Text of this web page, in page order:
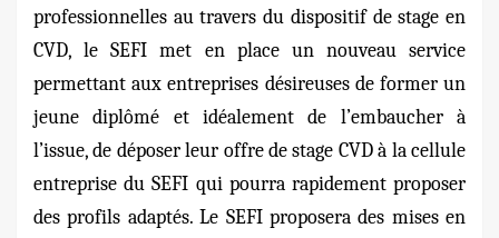
professionnelles au travers du dispositif de stage en
CVD, le SEFI met en place un nouveau service
permettant aux entreprises désireuses de former un
jeune diplômé et idéalement de l’embaucher à
l’issue, de déposer leur offre de stage CVD à la cellule
entreprise du SEFI qui pourra rapidement proposer
des profils adaptés. Le SEFI proposera des mises en